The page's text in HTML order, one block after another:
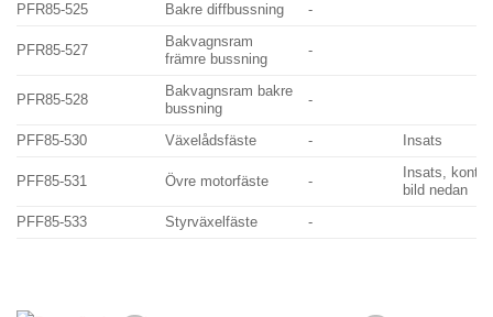
PFR85-525 Bakre diffbussning -
PFR85-527
Bakvagnsram
främre bussning
-
PFR85-528
Bakvagnsram bakre
bussning
-
PFF85-530 Växelådsfäste - Insats
PFF85-531 Övre motorfäste -
Insats,
bild nedan
PFF85-533 Styrväxelfäste -